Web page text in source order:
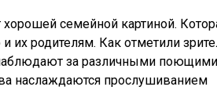
семейной картиной.
их родителям. Как отметили
за различными поющими
наслаждаются прослушиванием